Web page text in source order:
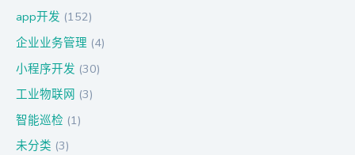
app开发 (152)
企业业务管理 (4)
小程序开发 (30)
工业物联网 (3)
智能巡检 (1)
未分类 (3)